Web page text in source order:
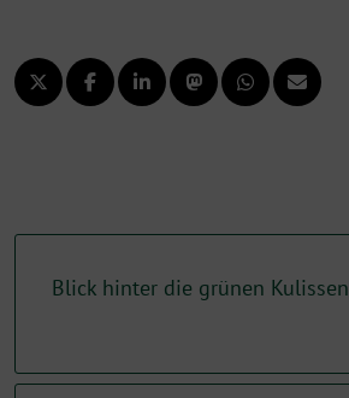
Blick hinter die grünen Kulissen